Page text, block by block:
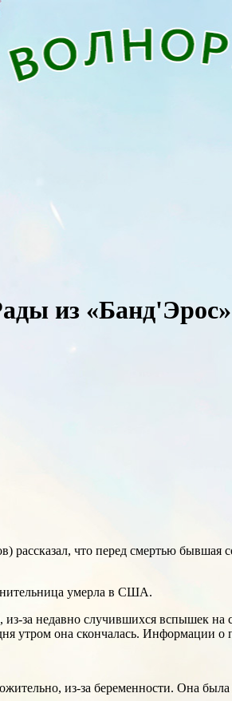
из «Банд'Эрос»
что перед смертью бывшая
умерла в США.
за недавно случившихся вспышек на
утром она скончалась. Информации
из-за беременности. Она